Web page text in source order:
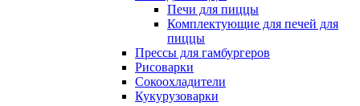
Печи для пиццы
Комплектующие для печей для
пиццы
Прессы для гамбургеров
Рисоварки
Сокоохладители
Кукурузоварки